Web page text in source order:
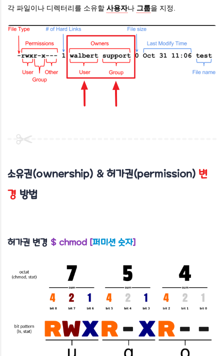
각 파일이나 디렉터리를 소유할 사용자나 그룹을 지정.
소유권(ownership) & 허가권(permission) 변
경 방법
허가권 변경 $ chmod [퍼미션 숫자]